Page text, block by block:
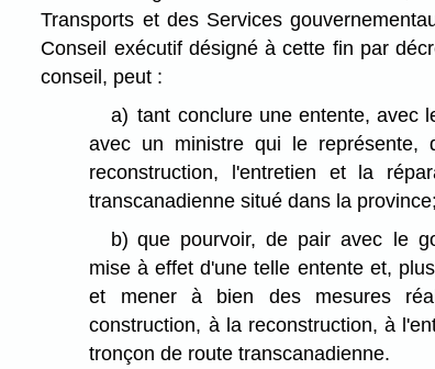
Transports et des Services
Conseil exécutif désigné à cette fin par
conseil, peut :
a) tant conclure une entente, avec
avec un ministre qui le représente,
reconstruction, l'entretien et la
transcanadienne situé dans la province;
b) que pourvoir, de pair avec le
mise à effet d'une telle entente et,
et mener à bien des mesures
construction, à la reconstruction, à
tronçon de route transcanadienne.